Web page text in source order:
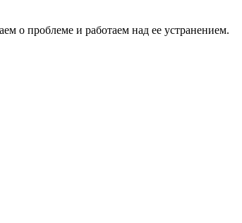
о проблеме и работаем над ее устранением.